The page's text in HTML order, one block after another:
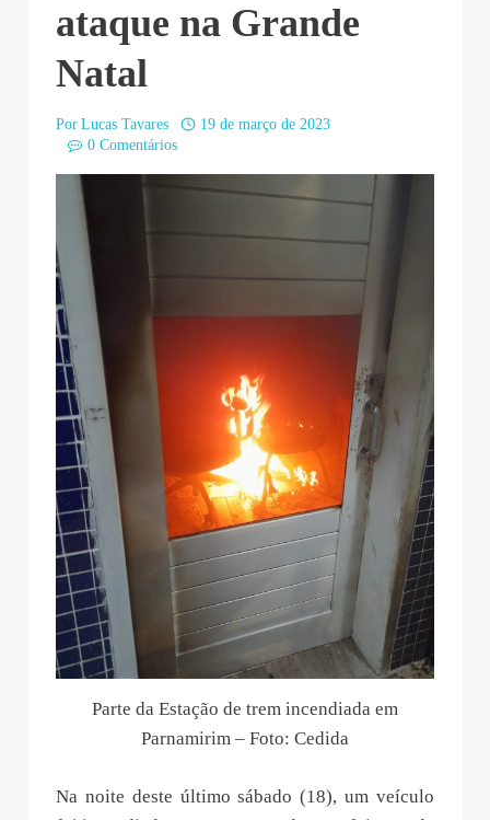
ataque na Grande
Natal
Por Lucas Tavares
19 de março de 2023
0 Comentários
Parte da Estação de trem incendiada em
Parnamirim – Foto: Cedida
Na noite deste último sábado (18), um veículo